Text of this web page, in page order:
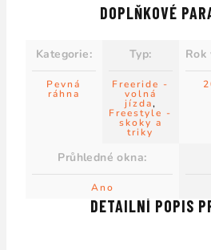
DETAILNÍ POPIS
DOPLŇKOVÉ
Kategorie:
Pevná
ráhna
Typ:
Freeride -
volná
jízda,
Freestyle -
skoky a
triky
Rok
Průhledné okna:
Ano